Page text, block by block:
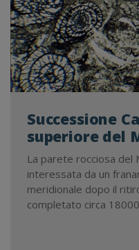
Successione
superiore del
La parete rocciosa del
interessata da un
meridionale dopo il
completato circa